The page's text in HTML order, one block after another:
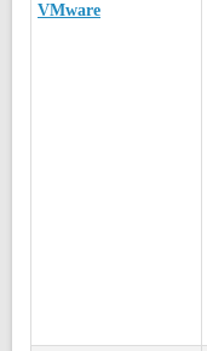
VMware